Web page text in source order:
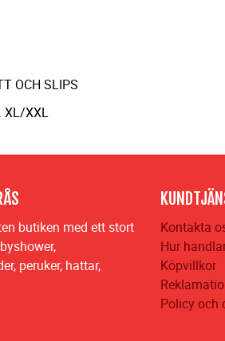
OCH SLIPS
XL/XXL
butiken med ett stort
peruker, hattar,
Kontakta
Hur
Köpvillkor
Policy och